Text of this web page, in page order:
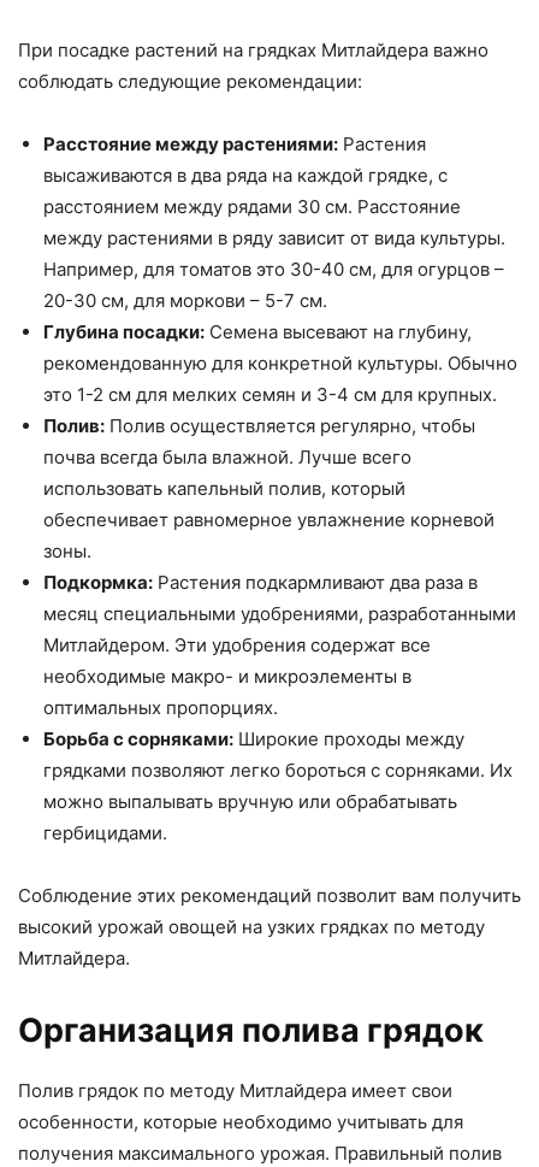
При посадке растений на грядках Митлайдера важно
соблюдать следующие рекомендации:
Расстояние между растениями: Растения
высаживаются в два ряда на каждой грядке, с
расстоянием между рядами 30 см. Расстояние
между растениями в ряду зависит от вида культуры.
Например, для томатов это 30-40 см, для огурцов –
20-30 см, для моркови – 5-7 см.
Глубина посадки: Семена высевают на глубину,
рекомендованную для конкретной культуры. Обычно
это 1-2 см для мелких семян и 3-4 см для крупных.
Полив: Полив осуществляется регулярно, чтобы
почва всегда была влажной. Лучше всего
использовать капельный полив, который
обеспечивает равномерное увлажнение корневой
зоны.
Подкормка: Растения подкармливают два раза в
месяц специальными удобрениями, разработанными
Митлайдером. Эти удобрения содержат все
необходимые макро- и микроэлементы в
оптимальных пропорциях.
Борьба с сорняками: Широкие проходы между
грядками позволяют легко бороться с сорняками. Их
можно выпалывать вручную или обрабатывать
гербицидами.
Соблюдение этих рекомендаций позволит вам получить
высокий урожай овощей на узких грядках по методу
Митлайдера.
Организация полива грядок
Полив грядок по методу Митлайдера имеет свои
особенности, которые необходимо учитывать для
получения максимального урожая. Правильный полив